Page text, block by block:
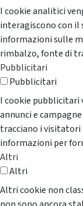
I cookie analitici
interagiscono con il
informazioni sulle
rimbalzo, fonte di
Pubblicitari
Pubblicitari
I cookie
annunci e
tracciano i visitatori
informazioni per
Altri
Altri
Altri cookie non